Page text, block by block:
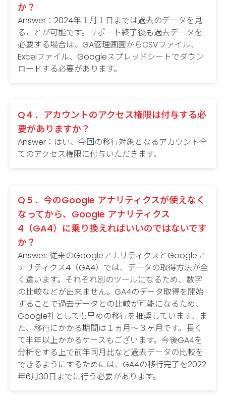
か？
Answer：2024年１月１日までは過去のデータを見
ることが可能です。サポート終了後も過去データを
必要する場合は、GA管理画面からCSVファイル、
Excelファイル、Googleスプレッドシートでダウン
ロードする必要があります。
Q４．アカウントのアクセス権限は付与する必
要がありますか？
Answer：はい、今回の移行対象となるアカウント全
てのアクセス権限に付与いただきます。
Q５．今のGoogle アナリティクスが使えなく
なってから、Google アナリティクス
4（GA4）に乗り換えればいいのではないです
か？
Answer: 従来のGoogleアナリティクスとGoogleア
ナリティクス4（GA4）では、データの取得方法が全
く違います。それぞれ別のツールになるため、数字
の比較などが出来ません。GA4のデータ取得を開始
することで過去データとの比較が可能になるため、
Google社としても早めの移行を推奨しています。ま
た、移行にかかる期間は１ヵ月～３ヶ月です。長く
て半年以上かかるケースもございます。今後GA4を
分析をする上で前年同月比など過去データの比較を
できるようにするためには、GA4の移行完了を2022
年6月30日までに行う必要があります。